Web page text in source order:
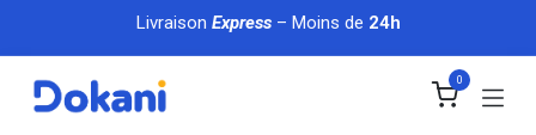
Se rendre au contenu
Livraison Express– Moins de 24h
0